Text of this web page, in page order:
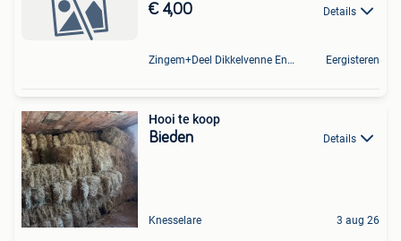
€ 4,00 Details
Zingem+Deel Dikkelvenne En Nederzwalm-Hermelgem Eergisteren
Hooi te koop
Bieden Details
Knesselare 3 aug 26